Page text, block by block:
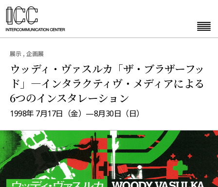
展示 , 企画展
ウッディ・ヴァスルカ「ザ・ブラザーフッ
ド」—インタラクティヴ・メディアによる
6つのインスタレーション
1998年 7月17日（金）—8月30日（日）